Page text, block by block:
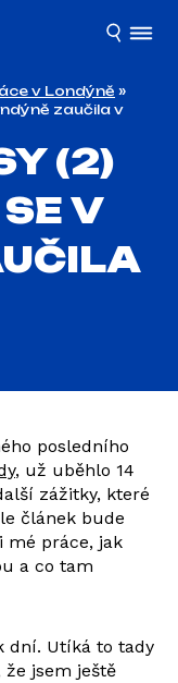
v Londýně »
zaučila v
(2)
V
posledního
, už uběhlo 14
zážitky, které
článek bude
mé práce, jak
a co tam
dní. Utíká to tady
jsem ještě